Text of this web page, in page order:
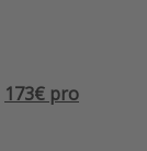
173€ pro